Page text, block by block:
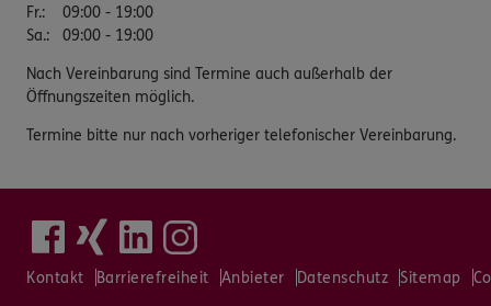
Fr.:
09:00 - 19:00
Sa.: 09:00 - 19:00
Nach Vereinbarung sind Termine auch außerhalb der
Öffnungszeiten möglich.
Termine bitte nur nach vorheriger telefonischer Vereinbarung.
Kontakt Barrierefreiheit Anbieter Datenschutz Sitemap